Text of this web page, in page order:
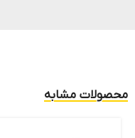
محصولات مشابه